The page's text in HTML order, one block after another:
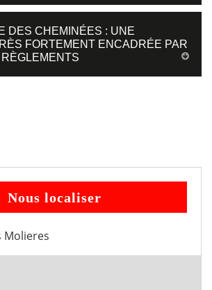
DES CHEMINÉES : UNE
FORTEMENT ENCADRÉE PAR
Nous localiser
Molieres